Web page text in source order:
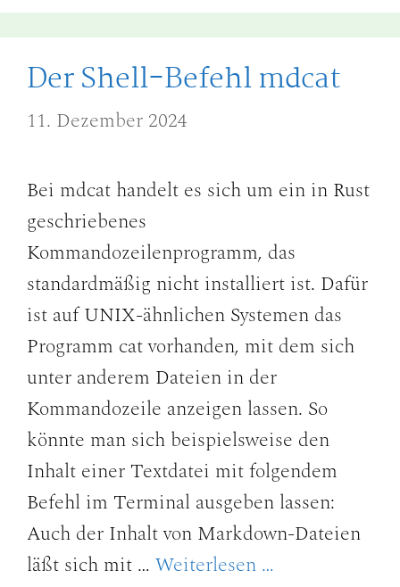
Der Shell-Befehl mdcat
11. Dezember 2024
Bei mdcat handelt es sich um ein in Rust
geschriebenes
Kommandozeilenprogramm, das
standardmäßig nicht installiert ist. Dafür
ist auf UNIX-ähnlichen Systemen das
Programm cat vorhanden, mit dem sich
unter anderem Dateien in der
Kommandozeile anzeigen lassen. So
könnte man sich beispielsweise den
Inhalt einer Textdatei mit folgendem
Befehl im Terminal ausgeben lassen:
Auch der Inhalt von Markdown-Dateien
läßt sich mit … Weiterlesen …